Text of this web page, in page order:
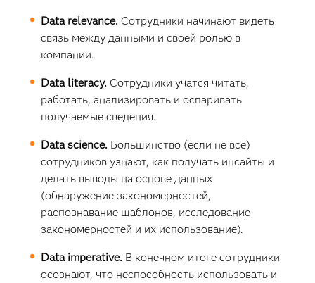
Data relevance. Сотрудники начинают видеть
связь между данными и своей ролью в
компании.
Data literacy. Сотрудники учатся читать,
работать, анализировать и оспаривать
получаемые сведения.
Data science. Большинство (если не все)
сотрудников узнают, как получать инсайты и
делать выводы на основе данных
(обнаружение закономерностей,
распознавание шаблонов, исследование
закономерностей и их использование).
Data imperative. В конечном итоге сотрудники
осознают, что неспособность использовать и